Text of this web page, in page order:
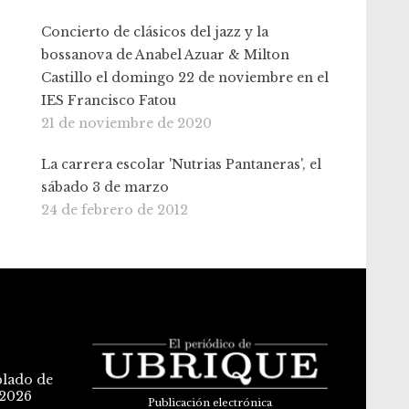
Concierto de clásicos del jazz y la
bossanova de Anabel Azuar & Milton
Castillo el domingo 22 de noviembre en el
IES Francisco Fatou
21 de noviembre de 2020
La carrera escolar 'Nutrias Pantaneras', el
sábado 3 de marzo
24 de febrero de 2012
de
Publicación electrónica